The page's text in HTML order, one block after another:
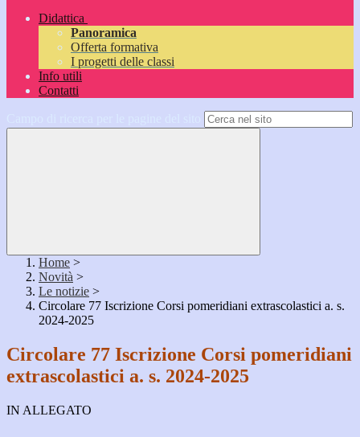
Didattica
Panoramica
Offerta formativa
I progetti delle classi
Info utili
Contatti
Home >
Novità >
Le notizie >
Circolare 77 Iscrizione Corsi pomeridiani extrascolastici a. s.
2024-2025
Circolare 77 Iscrizione Corsi pomeridiani
extrascolastici a. s. 2024-2025
IN ALLEGATO